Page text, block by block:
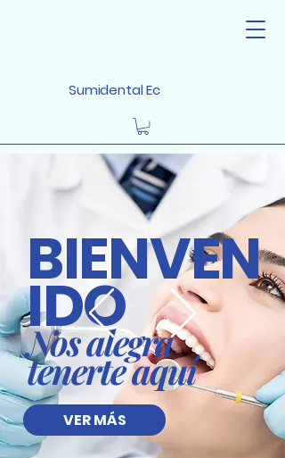
Sumidental Ec
BIENVEN
IDO
Nos alegra
tenerte aquí
VER MÁS